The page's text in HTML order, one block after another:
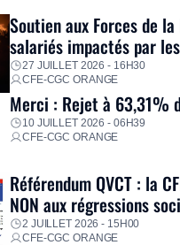
Soutien aux Forces de
salariés impactés par
27 JUILLET 2026 - 16H30
CFE-CGC ORANGE
Merci : Rejet à 63,31%
10 JUILLET 2026 - 06H39
CFE-CGC ORANGE
Référendum QVCT : la
NON aux régressions
2 JUILLET 2026 - 15H00
CFE-CGC ORANGE